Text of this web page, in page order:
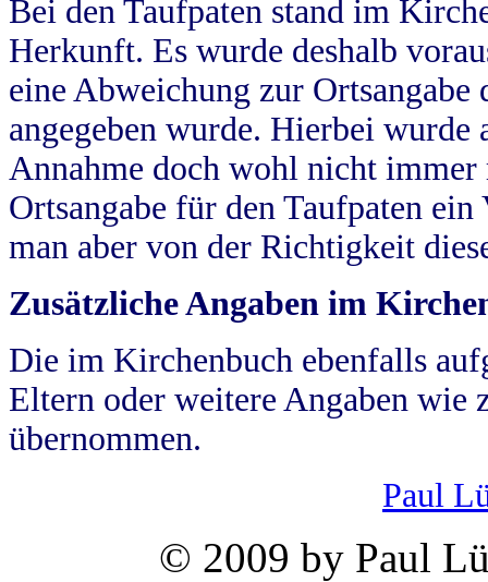
Bei den Taufpaten stand im
Herkunft. Es wurde deshalb
eine Abweichung zur
angegeben wurde. Hierbei wurde
Annahme doch wohl nicht
Ortsangabe für den Taufpaten
man aber von der Richtigkeit
Zusätzliche Angaben im
Die im Kirchenbuch ebenfalls
Eltern oder weitere Angaben wie
übernommen.
Paul
© 2009 by Paul